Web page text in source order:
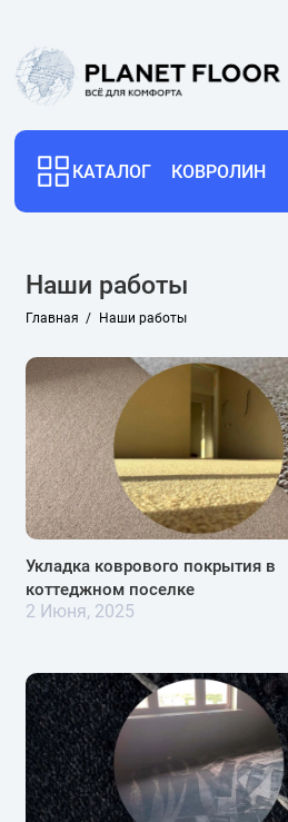
КАТАЛОГ КОВРОЛИН
Наши работы
Главная Наши работы
Укладка коврового покрытия в
коттеджном поселке
2 Июня, 2025